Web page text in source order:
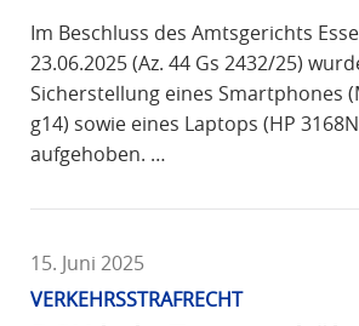
Im Beschluss des Amtsgerichts
23.06.2025 (Az. 44 Gs 2432/25)
Sicherstellung eines Smartphones
g14) sowie eines Laptops (HP
aufgehoben. …
15. Juni 2025
VERKEHRSSTRAFRECHT